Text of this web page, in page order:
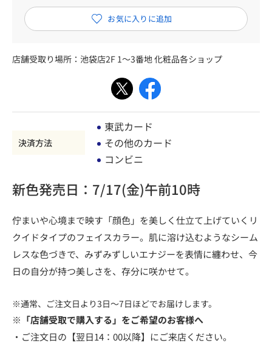
店舗受取り場所： 池袋店2F 1～3番地 化粧品各ショップ
決済方法
東武カード
その他のカード
コンビニ
新色発売日：7/17(金)午前10時
佇まいや心境まで映す「顔色」を美しく仕立て上げていくリ
クイドタイプのフェイスカラー。肌に溶け込むようなシーム
レスな色づきで、みずみずしいエナジーを表情に纏わせ、今
日の自分が持つ美しさを、存分に咲かせて。
※通常、ご注文日より3日～7日ほどでお届けします。
※「店舗受取で購入する」をご希望のお客様へ
・ご注文日の【翌日14：00以降】にご来店ください。